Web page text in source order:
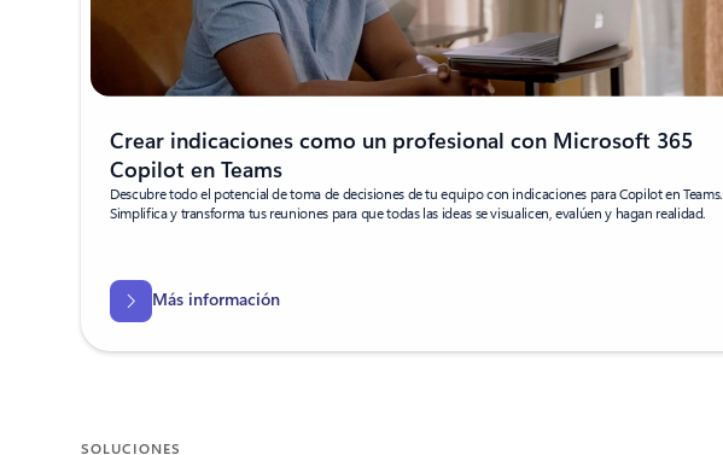
Crear indicaciones como un profesional con Microsoft 365
Copilot en Teams
Descubre todo el potencial de toma de decisiones de tu equipo con indicaciones para Copilot en Teams.
Simplifica y transforma tus reuniones para que todas las ideas se visualicen, evalúen y hagan realidad.
Más información
SOLUCIONES